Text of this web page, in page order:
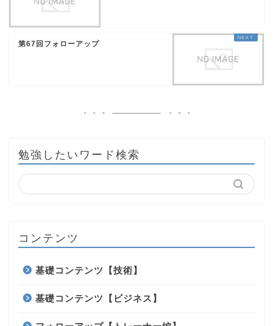
第67回フォローアップ
勉強したいワード検索
コンテンツ
基礎コンテンツ【技術】
基礎コンテンツ【ビジネス】